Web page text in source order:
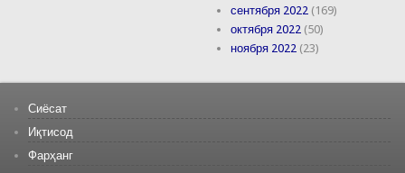
сентября 2022 (169)
октября 2022 (50)
ноября 2022 (23)
Сиёсат
Иқтисод
Фарҳанг